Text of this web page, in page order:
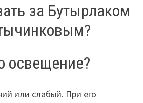
за Бутырлаком
освещение?
или слабый. При его